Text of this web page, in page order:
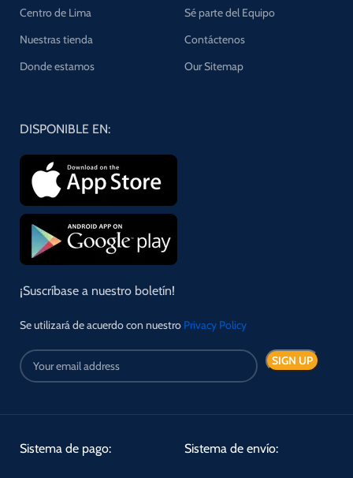
Centro de Lima
Nuestras tienda
Donde estamos
Sé parte del Equipo
Contáctenos
Our Sitemap
DISPONIBLE EN:
¡Suscríbase a nuestro boletín!
Se utilizará de acuerdo con nuestro Privacy Policy
Sistema de pago: Sistema de envío: